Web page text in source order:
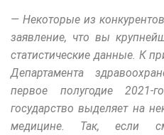
— Некоторые из
заявление, что вы
статистические данные. К
Департамента
первое полугодие
государство выделяет на
медицине. Так, если